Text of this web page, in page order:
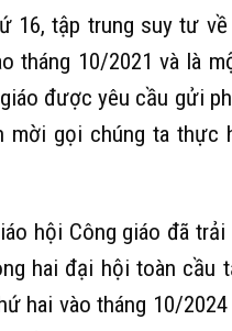
16, tập trung suy tư
tháng 10/2021 và là
được yêu cầu gửi
mời gọi chúng ta
hội Công giáo đã
hai đại hội toàn
hai vào tháng 10/